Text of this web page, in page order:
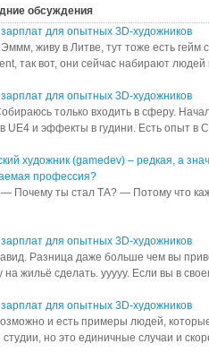
обсуждения
для опытных 3D-художников
Эммм, живу в Литве, тут тоже есть гейм
так вот, они сейчас набирают людей
для опытных 3D-художников
только входить в сферу.
UE4 и эффекты в гудини. Есть опыт в
художник (gamedev) – редкая, а
профессия?
— Почему ты стал ТА? — Потому что
для опытных 3D-художников
Разница даже больше чем вы
на жильё сделать. ууууу. Если вы в
для опытных 3D-художников
и есть примеры людей,
студии, но это единичные случаи и